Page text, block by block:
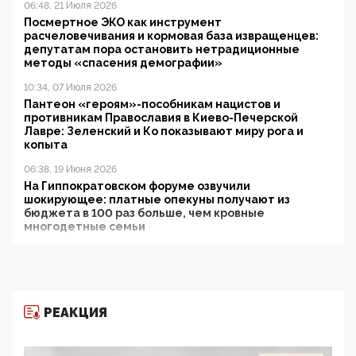
06:48, 21 Июля 2026
Посмертное ЭКО как инструмент
расчеловечивания и кормовая база извращенцев:
депутатам пора остановить нетрадиционные
методы «спасения демографии»
10:34, 07 Июля 2026
Пантеон «героям»-пособникам нацистов и
противникам Православия в Киево-Печерской
Лавре: Зеленский и Ко показывают миру рога и
копыта
06:38, 19 Июня 2026
На Гиппократовском форуме озвучили
шокирующее: платные опекуны получают из
бюджета в 100 раз больше, чем кровные
многодетные семьи
11:53, 09 Июня 2026
деятельность ИИТО ЮНЕСКО в России, но
РЕАКЦИЯ